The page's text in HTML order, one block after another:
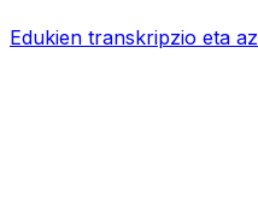
Edukien transkripzio eta